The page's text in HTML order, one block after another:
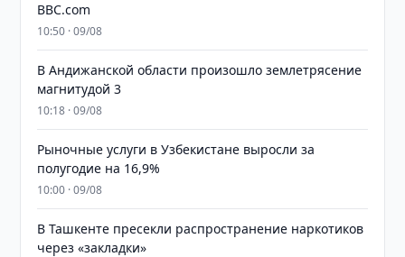
BBC.com
10:50 · 09/08
В Андижанской области произошло землетрясение
магнитудой 3
10:18 · 09/08
Рыночные услуги в Узбекистане выросли за
полугодие на 16,9%
10:00 · 09/08
В Ташкенте пресекли распространение наркотиков
через «закладки»